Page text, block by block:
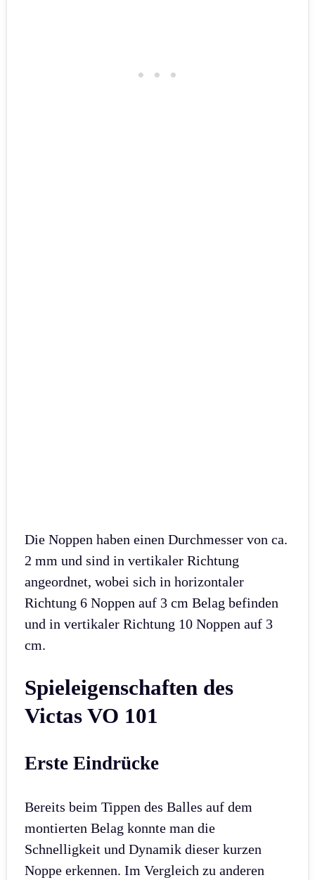
Die Noppen haben einen Durchmesser von ca.
2 mm und sind in vertikaler Richtung
angeordnet, wobei sich in horizontaler
Richtung 6 Noppen auf 3 cm Belag befinden
und in vertikaler Richtung 10 Noppen auf 3
cm.
Spieleigenschaften des
Victas VO 101
Erste Eindrücke
Bereits beim Tippen des Balles auf dem
montierten Belag konnte man die
Schnelligkeit und Dynamik dieser kurzen
Noppe erkennen. Im Vergleich zu anderen